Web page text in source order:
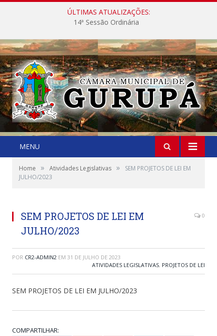
ÚLTIMAS ATUALIZAÇÕES:
14ª Sessão Ordinária
MENU
Home » Atividades Legislativas »
SEM PROJETOS DE LEI EM
JULHO/2023
SEM PROJETOS DE LEI EM
JULHO/2023
0
POR CR2-ADMIN2 EM 31 DE JULHO DE 2023
ATIVIDADES LEGISLATIVAS, PROJETOS DE LEI
SEM PROJETOS DE LEI EM JULHO/2023
COMPARTILHAR: